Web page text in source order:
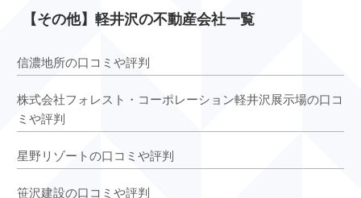
【その他】軽井沢の不動産会社一覧
信濃地所の口コミや評判
株式会社フォレスト・コーポレーション軽井沢展示場の口コ
ミや評判
星野リゾートの口コミや評判
笹沢建設の口コミや評判